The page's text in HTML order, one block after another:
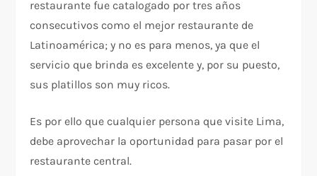
restaurante fue catalogado por tres años
consecutivos como el mejor restaurante de
Latinoamérica; y no es para menos, ya que el
servicio que brinda es excelente y, por su puesto,
sus platillos son muy ricos.
Es por ello que cualquier persona que visite Lima,
debe aprovechar la oportunidad para pasar por el
restaurante central.